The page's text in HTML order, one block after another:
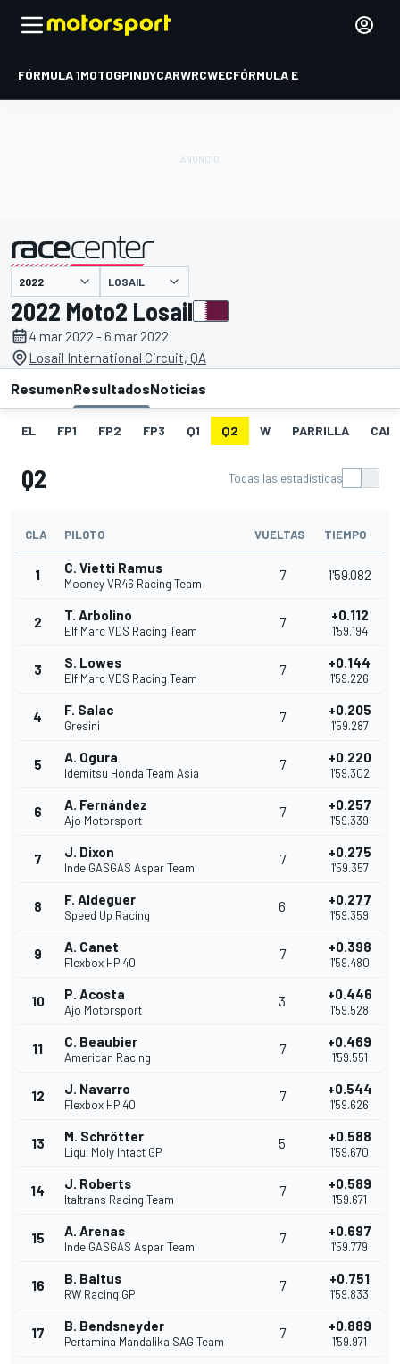
FÓRMULA 1MOTOGPINDYCARWRCWECFÓRMULA E
presentado por LOSAIL
2022 Moto2 Losail
4 mar 2022 - 6 mar 2022
Losail International Circuit, QA
ResumenResultadosNoticias
EL FP1 FP2 FP3 Q1 Q2 W PARRILLA
Q2 Todas las estadísticas
CLA PILOTO VUELTAS TIEMPO
1 C. Vietti Ramus
Mooney VR46 Racing Team
7 1'59.082
2 T. Arbolino
Elf Marc VDS Racing Team
7 +0.112
1'59.194
3 S. Lowes
Elf Marc VDS Racing Team
7 +0.144
1'59.226
4 F. Salac
Gresini
7 +0.205
1'59.287
5 A. Ogura
Idemitsu Honda Team Asia
7 +0.220
1'59.302
6 A. Fernández
Ajo Motorsport
7 +0.257
1'59.339
7 J. Dixon
Inde GASGAS Aspar Team
7 +0.275
1'59.357
8 F. Aldeguer
Speed Up Racing
6 +0.277
1'59.359
9 A. Canet
Flexbox HP 40
7 +0.398
1'59.480
10 P. Acosta
Ajo Motorsport
3 +0.446
1'59.528
11 C. Beaubier
American Racing
7 +0.469
1'59.551
12 J. Navarro
Flexbox HP 40
7 +0.544
1'59.626
13 M. Schrötter
Liqui Moly Intact GP
5 +0.588
1'59.670
14 J. Roberts
Italtrans Racing Team
7 +0.589
1'59.671
15 A. Arenas
Inde GASGAS Aspar Team
7 +0.697
1'59.779
16 B. Baltus
RW Racing GP
7 +0.751
1'59.833
17 B. Bendsneyder
Pertamina Mandalika SAG Team
7 +0.889
1'59.971